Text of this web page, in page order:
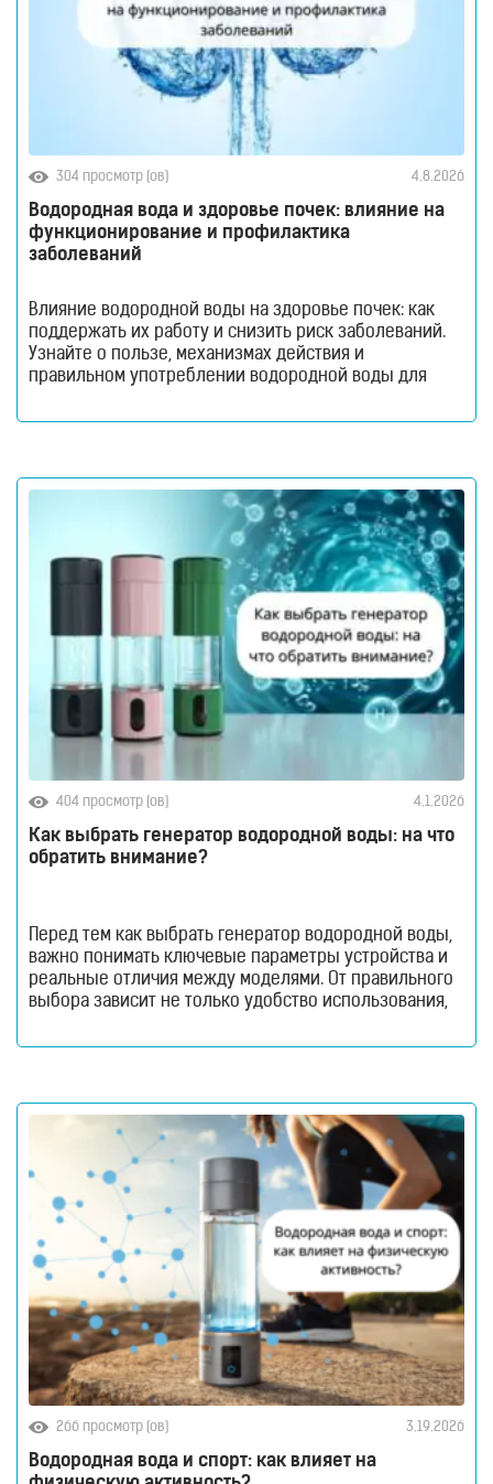
304 просмотр (ов) 4.8.2026
Водородная вода и здоровье почек: влияние на
функционирование и профилактика
заболеваний
Влияние водородной воды на здоровье почек: как
поддержать их работу и снизить риск заболеваний.
Узнайте о пользе, механизмах действия и
правильном употреблении водородной воды для
просто наш «фильтр», как принято говорить. Это
регулирует уровень жидкости, влияет на давление
404 просмотр (ов) 4.1.2026
Как выбрать генератор водородной воды: на что
обратить внимание?
Перед тем как выбрать генератор водородной воды,
важно понимать ключевые параметры устройства и
реальные отличия между моделями. От правильного
выбора зависит не только удобство использования,
Генераторы водородной воды стремительно
технологии в повседневной жизни. Все больше
людей рассматривают такие устройства
266 просмотр (ов) 3.19.2026
Водородная вода и спорт: как влияет на